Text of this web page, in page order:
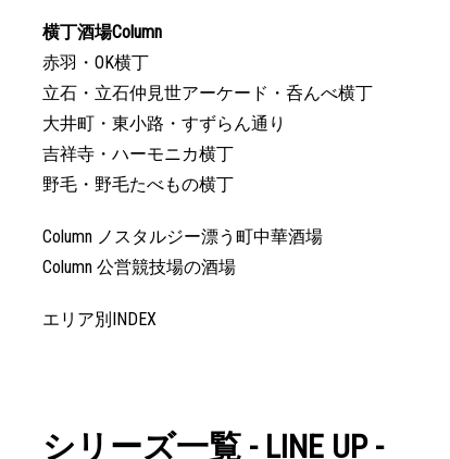
横丁酒場Column
赤羽・OK横丁
立石・立石仲見世アーケード・呑んべ横丁
大井町・東小路・すずらん通り
吉祥寺・ハーモニカ横丁
野毛・野毛たべもの横丁
Column ノスタルジー漂う町中華酒場
Column 公営競技場の酒場
エリア別INDEX
シリーズ一覧 - LINE UP -